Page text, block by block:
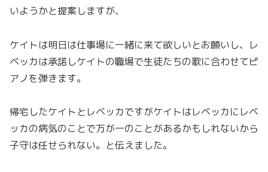
いようかと提案しますが、
ケイトは明日は仕事場に一緒に来て欲しいとお願いし、レ
ベッカは承諾しケイトの職場で生徒たちの歌に合わせてピ
アノを弾きます。
帰宅したケイトとレベッカですがケイトはレベッカにレベ
ッカの病気のことで万が一のことがあるかもしれないから
子守は任せられない。と伝えました。